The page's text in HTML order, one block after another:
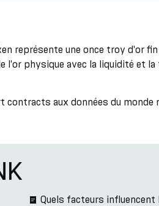
représente une once troy d'or
physique avec la liquidité et
aux données du
Quels facteurs